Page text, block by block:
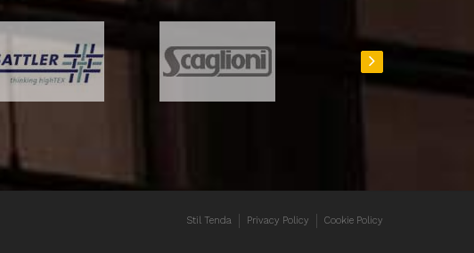
Stil Tenda Privacy Policy Cookie Policy